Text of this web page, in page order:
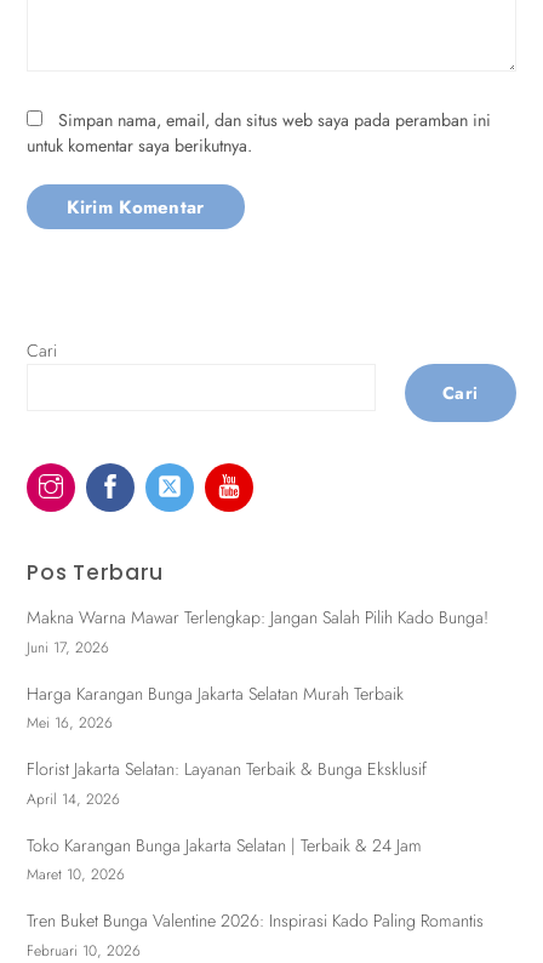
Simpan nama, email, dan situs web saya pada peramban ini
untuk komentar saya berikutnya.
Cari
Cari
Pos Terbaru
Makna Warna Mawar Terlengkap: Jangan Salah Pilih Kado Bunga!
Juni 17, 2026
Harga Karangan Bunga Jakarta Selatan Murah Terbaik
Mei 16, 2026
Florist Jakarta Selatan: Layanan Terbaik & Bunga Eksklusif
April 14, 2026
Toko Karangan Bunga Jakarta Selatan | Terbaik & 24 Jam
Maret 10, 2026
Tren Buket Bunga Valentine 2026: Inspirasi Kado Paling Romantis
Februari 10, 2026